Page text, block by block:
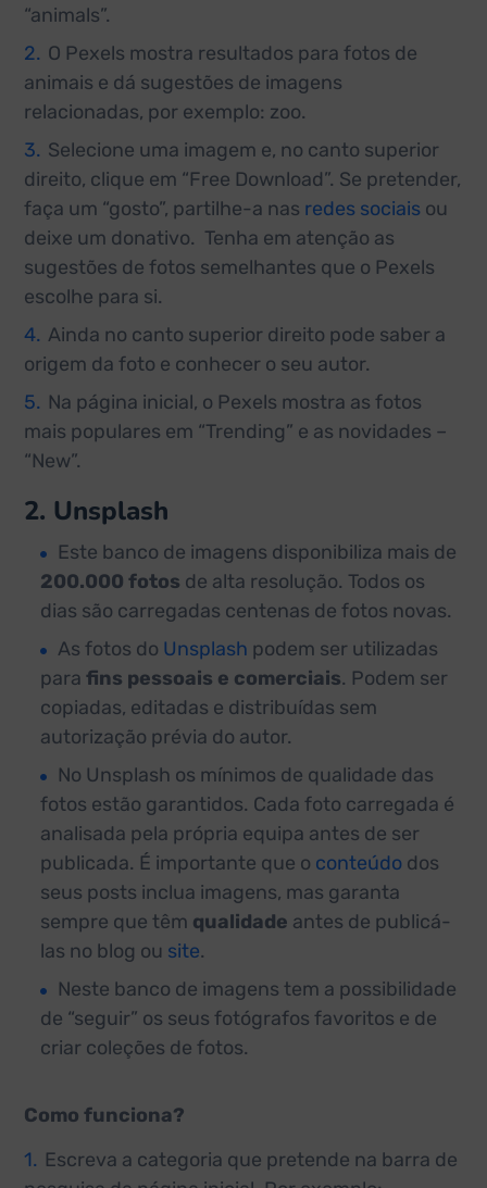
“animals”.
O Pexels mostra resultados para fotos de
animais e dá sugestões de imagens
relacionadas, por exemplo: zoo.
Selecione uma imagem e, no canto superior
direito, clique em “Free Download”. Se pretender,
faça um “gosto”, partilhe-a nas redes sociais ou
deixe um donativo. Tenha em atenção as
sugestões de fotos semelhantes que o Pexels
escolhe para si.
Ainda no canto superior direito pode saber a
origem da foto e conhecer o seu autor.
Na página inicial, o Pexels mostra as fotos
mais populares em “Trending” e as novidades –
“New”.
2. Unsplash
Este banco de imagens disponibiliza mais de
200.000 fotos de alta resolução. Todos os
dias são carregadas centenas de fotos novas.
As fotos do Unsplash podem ser utilizadas
parafins pessoais e comerciais. Podem ser
copiadas, editadas e distribuídas sem
autorização prévia do autor.
No Unsplash os mínimos de qualidade das
fotos estão garantidos. Cada foto carregada é
analisada pela própria equipa antes de ser
publicada. É importante que o conteúdo dos
seus posts inclua imagens, mas garanta
sempre que têm qualidade antes de publicá-
las no blog ou site.
Neste banco de imagens tem a possibilidade
de “seguir” os seus fotógrafos favoritos e de
criar coleções de fotos.
Como funciona?
Escreva a categoria que pretende na barra de